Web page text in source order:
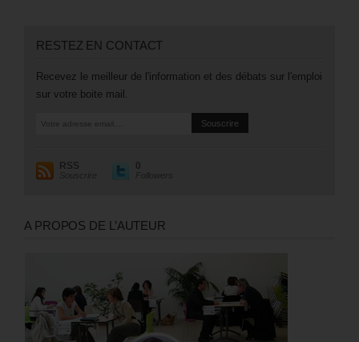
RESTEZ EN CONTACT
Recevez le meilleur de l'information et des débats sur l'emploi
sur votre boite mail.
RSS
Souscrire
0
Followers
A PROPOS DE L’AUTEUR